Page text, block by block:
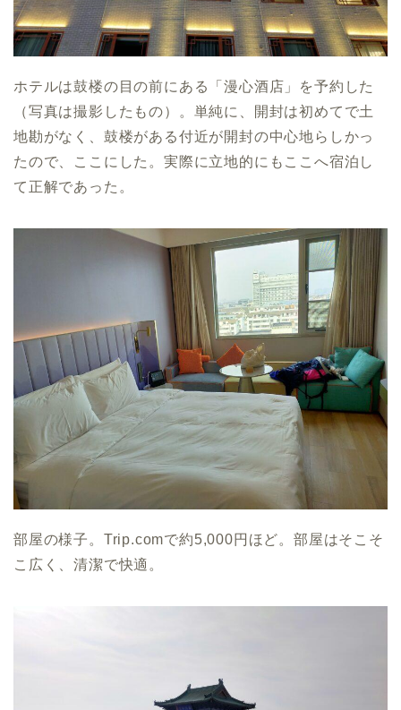
ホテルは鼓楼の目の前にある「漫心酒店」を予約した
（写真は撮影したもの）。単純に、開封は初めてで土
地勘がなく、鼓楼がある付近が開封の中心地らしかっ
たので、ここにした。実際に立地的にもここへ宿泊し
て正解であった。
部屋の様子。Trip.comで約5,000円ほど。部屋はそこそ
こ広く、清潔で快適。